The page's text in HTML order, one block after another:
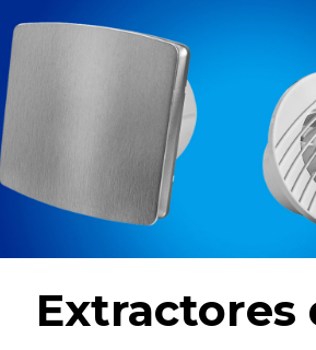
Extractores